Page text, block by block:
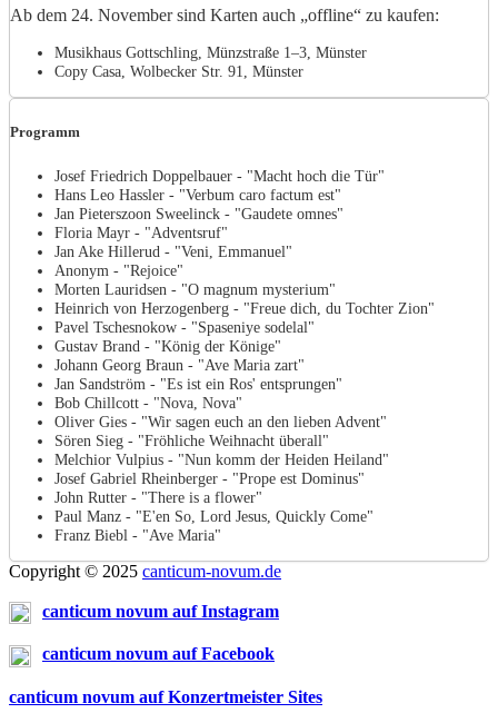
Ab dem 24. November sind Karten auch „offline“ zu kaufen:
Musikhaus Gottschling, Münzstraße 1–3, Münster
Copy Casa, Wolbecker Str. 91, Münster
Programm
Josef Friedrich Doppelbauer - "Macht hoch die Tür"
Hans Leo Hassler - "Verbum caro factum est"
Jan Pieterszoon Sweelinck - "Gaudete omnes"
Floria Mayr - "Adventsruf"
Jan Ake Hillerud - "Veni, Emmanuel"
Anonym - "Rejoice"
Morten Lauridsen - "O magnum mysterium"
Heinrich von Herzogenberg - "Freue dich, du Tochter Zion"
Pavel Tschesnokow - "Spaseniye sodelal"
Gustav Brand - "König der Könige"
Johann Georg Braun - "Ave Maria zart"
Jan Sandström - "Es ist ein Ros' entsprungen"
Bob Chillcott - "Nova, Nova"
Oliver Gies - "Wir sagen euch an den lieben Advent"
Sören Sieg - "Fröhliche Weihnacht überall"
Melchior Vulpius - "Nun komm der Heiden Heiland"
Josef Gabriel Rheinberger - "Prope est Dominus"
John Rutter - "There is a flower"
Paul Manz - "E'en So, Lord Jesus, Quickly Come"
Franz Biebl - "Ave Maria"
Copyright © 2025 canticum-novum.de
canticum novum auf Instagram
canticum novum auf Facebook
canticum novum auf Konzertmeister Sites